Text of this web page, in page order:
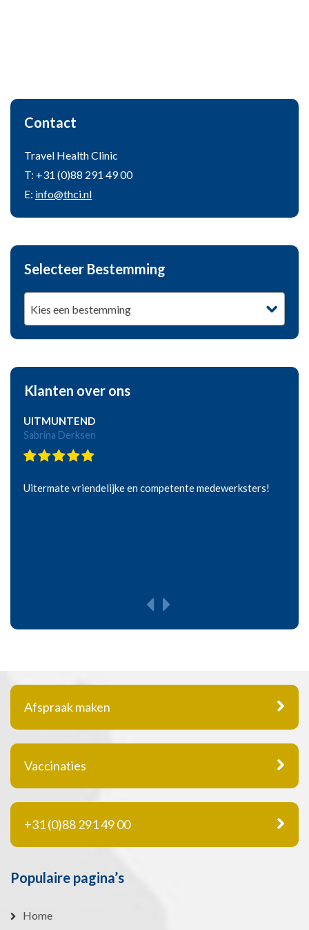
Contact
Travel Health Clinic
T: +31 (0)88 291 49 00
E: info@thci.nl
Selecteer Bestemming
Kies een bestemming
Klanten over ons
UITMUNTEND
Sabrina Derksen
Uitermate vriendelijke en competente medewerksters!
Afspraak maken
Vaccinaties
+31 (0)88 291 49 00
Populaire pagina’s
Home